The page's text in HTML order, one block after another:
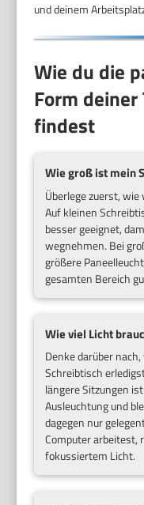
und deinem
Wie du die
Form
findest
Wie groß ist mein
Überlege zuerst,
Auf kleinen
besser geeignet,
wegnehmen. Bei
größere
gesamten Bereich
Wie viel Licht
Denke darüber
Schreibtisch
längere Sitzungen
Ausleuchtung und
dagegen nur
Computer arbeitest,
fokussiertem Licht.